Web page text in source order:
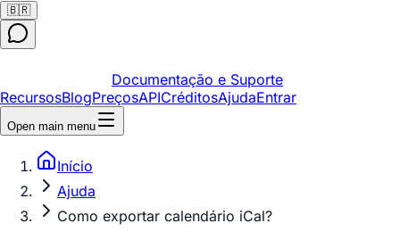
🇧🇷
Documentação e Suporte
RecursosBlogPreçosAPICréditosAjudaEntrar
Open main menu
Início
Ajuda
Como exportar calendário iCal?